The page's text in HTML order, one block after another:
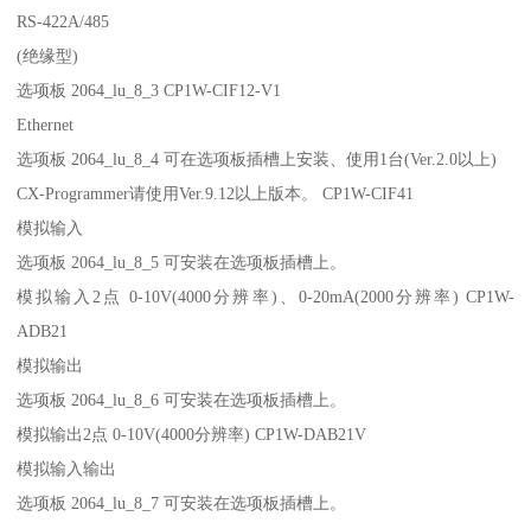
RS-422A/485
(绝缘型)
选项板 2064_lu_8_3 CP1W-CIF12-V1
Ethernet
选项板 2064_lu_8_4 可在选项板插槽上安装、使用1台(Ver.2.0以上)
CX-Programmer请使用Ver.9.12以上版本。 CP1W-CIF41
模拟输入
选项板 2064_lu_8_5 可安装在选项板插槽上。
模拟输入2点 0-10V(4000分辨率)、0-20mA(2000分辨率) CP1W-
ADB21
模拟输出
选项板 2064_lu_8_6 可安装在选项板插槽上。
模拟输出2点 0-10V(4000分辨率) CP1W-DAB21V
模拟输入输出
选项板 2064_lu_8_7 可安装在选项板插槽上。